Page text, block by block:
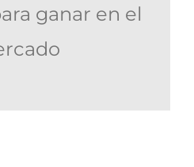
ganar en el